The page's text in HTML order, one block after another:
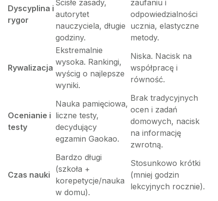
Dyscyplina i
rygor
Ścisłe zasady,
autorytet
nauczyciela, długie
godziny.
zaufaniu i
odpowiedzialności
ucznia, elastyczne
metody.
Rywalizacja
Ekstremalnie
wysoka. Rankingi,
wyścig o najlepsze
wyniki.
Niska. Nacisk na
współpracę i
równość.
Ocenianie i
testy
Nauka pamięciowa,
liczne testy,
decydujący
egzamin Gaokao.
Brak tradycyjnych
ocen i zadań
domowych, nacisk
na informację
zwrotną.
Czas nauki
Bardzo długi
(szkoła +
korepetycje/nauka
w domu).
Stosunkowo krótki
(mniej godzin
lekcyjnych rocznie).